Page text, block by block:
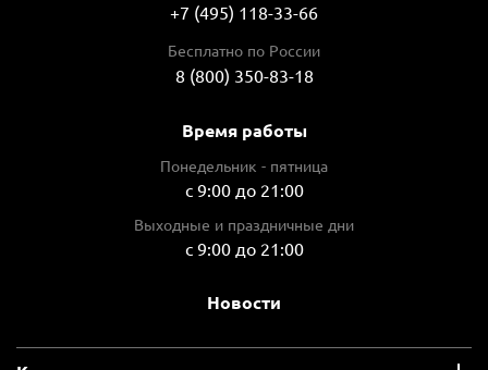
+7 (495) 118-33-66
Бесплатно по России
8 (800) 350-83-18
Время работы
Понедельник - пятница
с 9:00 до 21:00
Выходные и праздничные дни
с 9:00 до 21:00
Новости